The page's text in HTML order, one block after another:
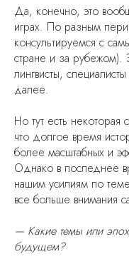
Да, конечно, это
играх. По разным
консультируемся с
стране и за рубежом).
лингвисты,
далее.
Но тут есть
что долгое время
более масштабных и
Однако в последнее
нашим усилиям по
все больше внимания
— Какие темы или
будущем?